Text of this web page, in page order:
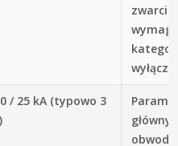
zwarcia
/ 25 kA (typowo 3